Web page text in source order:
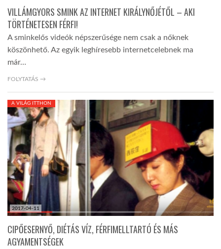
VILLÁMGYORS SMINK AZ INTERNET KIRÁLYNŐJÉTŐL – AKI
TÖRTÉNETESEN FÉRFI!
A sminkelős videók népszerűsége nem csak a nőknek
köszönhető. Az egyik leghíresebb internetcelebnek ma
már…
FOLYTATÁS →
2017-04-11
A VILÁG ITTHON
CIPŐESERNYŐ, DIÉTÁS VÍZ, FÉRFIMELLTARTÓ ÉS MÁS
AGYAMENTSÉGEK